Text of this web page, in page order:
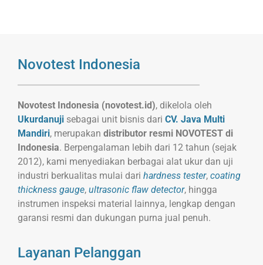
Novotest Indonesia
Novotest Indonesia (novotest.id), dikelola oleh
Ukurdanuji sebagai unit bisnis dari CV. Java Multi
Mandiri, merupakan distributor resmi NOVOTEST di
Indonesia. Berpengalaman lebih dari 12 tahun (sejak
2012), kami menyediakan berbagai alat ukur dan uji
industri berkualitas mulai dari hardness tester, coating
thickness gauge, ultrasonic flaw detector, hingga
instrumen inspeksi material lainnya, lengkap dengan
garansi resmi dan dukungan purna jual penuh.
Layanan Pelanggan